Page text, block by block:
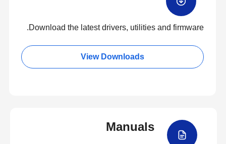
Download the latest drivers, utilities and firmware.
View Downloads
Manuals